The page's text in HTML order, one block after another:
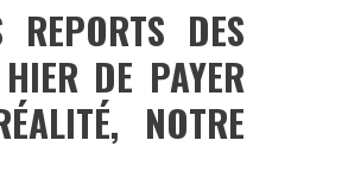
DES
DE PAYER
NOTRE